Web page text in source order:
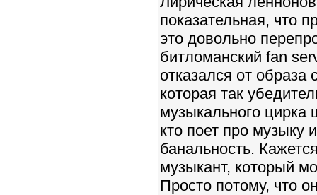
показательная, что
это довольно
битломанский fan
отказался от образа
которая так
музыкального цирка
кто поет про музыку
банальность.
музыкант, который
Просто потому, что